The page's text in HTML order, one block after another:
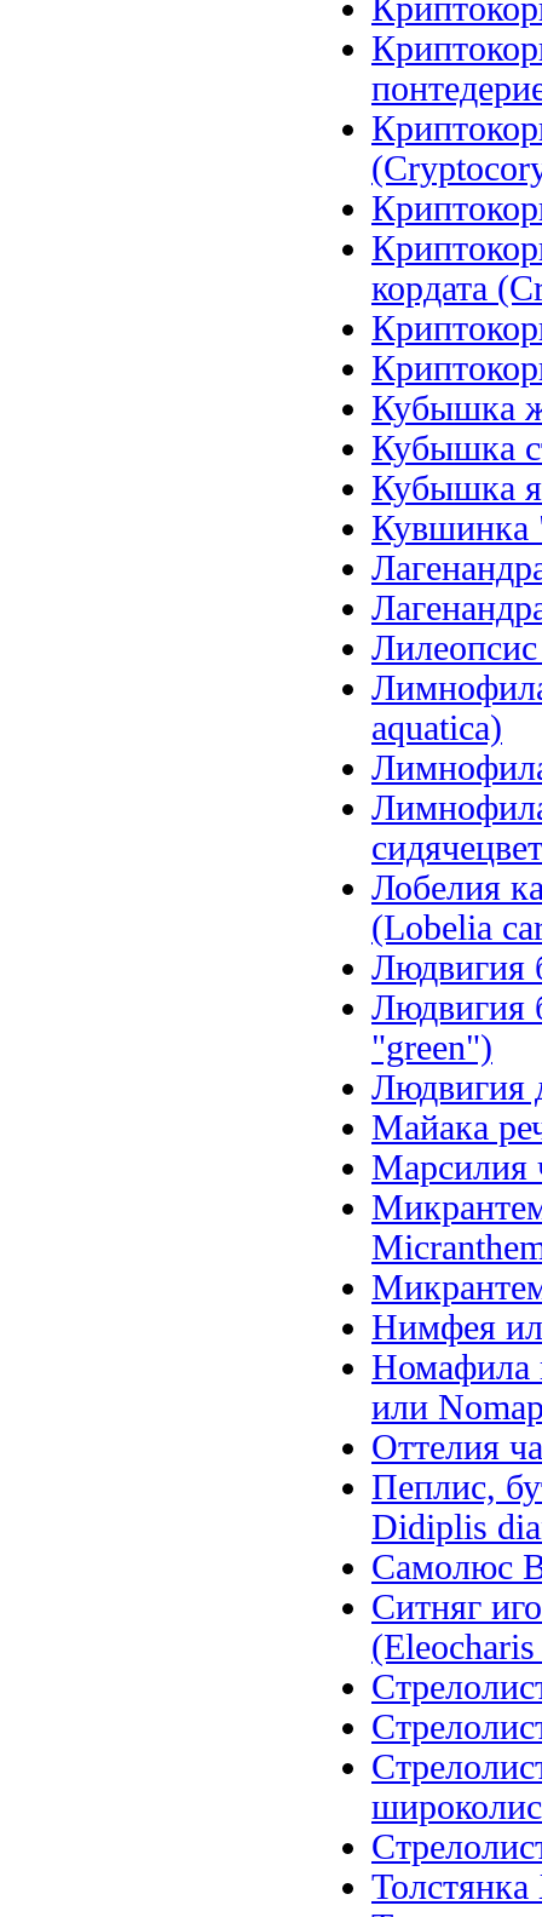
кордата
Кубышка
Кубышка
Кубышка
Кувшинка
aquatica)
Лобелия
(Lobelia
Людвигия
Людвигия
"green")
Людвигия
Майака
Марсилия
Нимфея
Номафила
или
Оттелия
Пеплис,
Didiplis
Самолюс
Ситняг